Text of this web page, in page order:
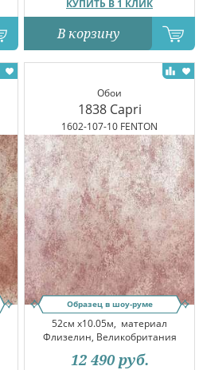
КУПИТЬ В 1 КЛИК
В корзину
Обои
1838 Capri
1602-107-10 FENTON
Образец в шоу-руме
52см x10.05м, материал
Флизелин, Великобритания
12 490 руб.